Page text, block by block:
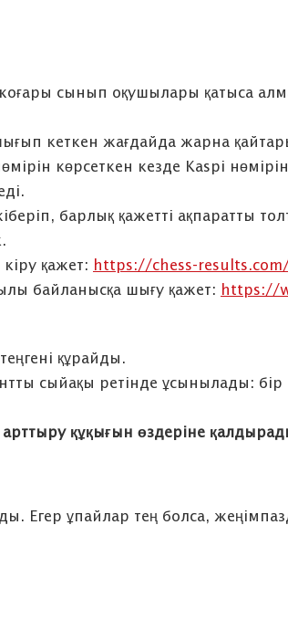
сынып оқушылары қатыса
кеткен жағдайда жарна
көрсеткен кезде Kaspi
барлық қажетті ақпаратты
қажет: https://chess-results.com/
байланысқа шығу қажет: https://
құрайды.
сыйақы ретінде ұсынылады: бір
құқығын өздеріне
Егер ұпайлар тең болса,